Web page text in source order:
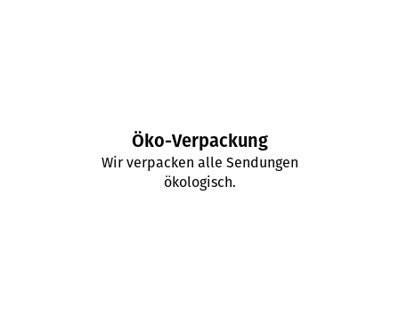
Öko-Verpackung
Wir verpacken alle Sendungen
ökologisch.